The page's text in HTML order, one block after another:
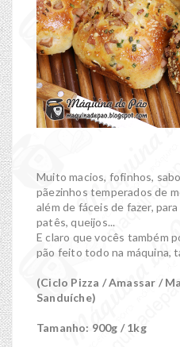
Muito macios, fofinhos,
pãezinhos temperados de
além de fáceis de fazer,
patês, queijos...
E claro que vocês também
pão feito todo na máquina,
(Ciclo Pizza / Amassar /
Sanduíche)
Tamanho: 900g / 1kg